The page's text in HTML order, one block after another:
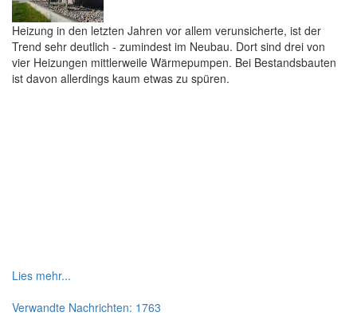
Heizung in den letzten Jahren vor allem verunsicherte, ist der
Trend sehr deutlich - zumindest im Neubau. Dort sind drei von
vier Heizungen mittlerweile Wärmepumpen. Bei Bestandsbauten
ist davon allerdings kaum etwas zu spüren.
Lies mehr...
Verwandte Nachrichten: 1763